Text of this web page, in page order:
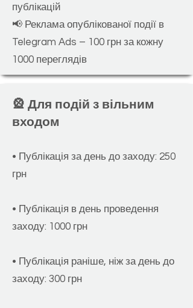
публікацій
📢 Реклама опублікованої події в
Telegram Ads – 100 грн за кожну
1000 переглядів
🎡 Для подій з вільним
входом
• Публікація за день до заходу: 250
грн
• Публікація в день проведення
заходу: 1000 грн
• Публікація раніше, ніж за день до
заходу: 300 грн